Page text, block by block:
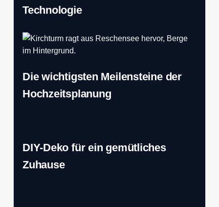
Technologie
Die wichtigsten Meilensteine der
Hochzeitsplanung
DIY-Deko für ein gemütliches
Zuhause